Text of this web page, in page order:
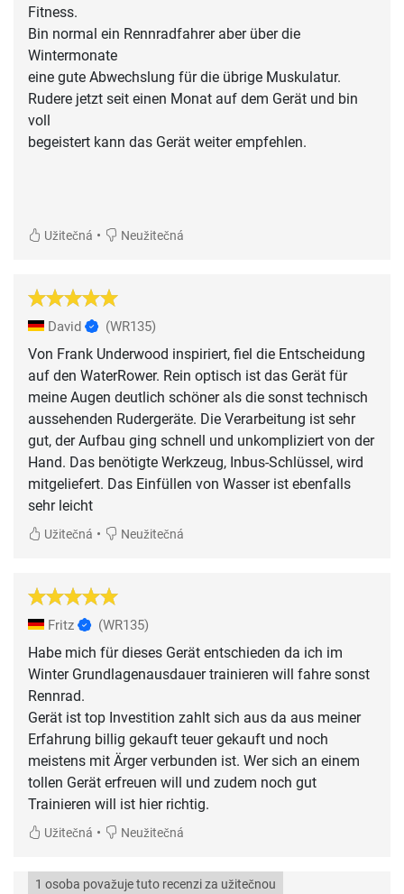
Fitness.
Bin normal ein Rennradfahrer aber über die
Wintermonate
eine gute Abwechslung für die übrige Muskulatur.
Rudere jetzt seit einen Monat auf dem Gerät und bin
voll
begeistert kann das Gerät weiter empfehlen.
Užitečná • Neužitečná
David (WR135)
Von Frank Underwood inspiriert, fiel die Entscheidung
auf den WaterRower. Rein optisch ist das Gerät für
meine Augen deutlich schöner als die sonst technisch
aussehenden Rudergeräte. Die Verarbeitung ist sehr
gut, der Aufbau ging schnell und unkompliziert von der
Hand. Das benötigte Werkzeug, Inbus-Schlüssel, wird
mitgeliefert. Das Einfüllen von Wasser ist ebenfalls
sehr leicht
Užitečná • Neužitečná
Fritz (WR135)
Habe mich für dieses Gerät entschieden da ich im
Winter Grundlagenausdauer trainieren will fahre sonst
Rennrad.
Gerät ist top Investition zahlt sich aus da aus meiner
Erfahrung billig gekauft teuer gekauft und noch
meistens mit Ärger verbunden ist. Wer sich an einem
tollen Gerät erfreuen will und zudem noch gut
Trainieren will ist hier richtig.
Užitečná • Neužitečná
1 osoba považuje tuto recenzi za užitečnou